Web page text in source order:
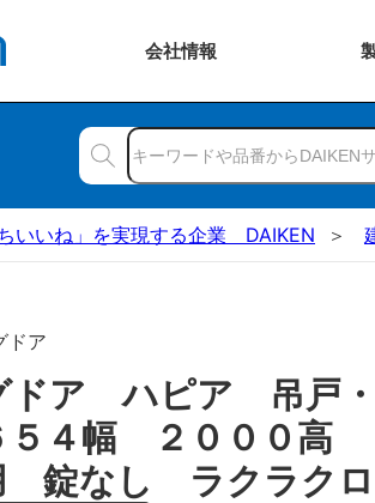
会社情報
ちいいね」を実現する企業 DAIKEN
ドア
ドア ハピア 吊戸
４幅 ２０００高
錠なし ラクラクロ